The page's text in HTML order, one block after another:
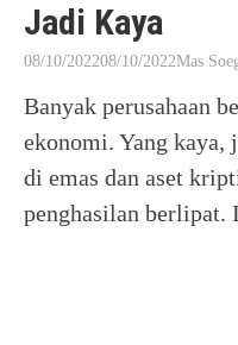
Jadi Kaya
08/10/202208/10/2022Mas
Banyak perusahaan
ekonomi. Yang kaya,
di emas dan aset
penghasilan berlipat.